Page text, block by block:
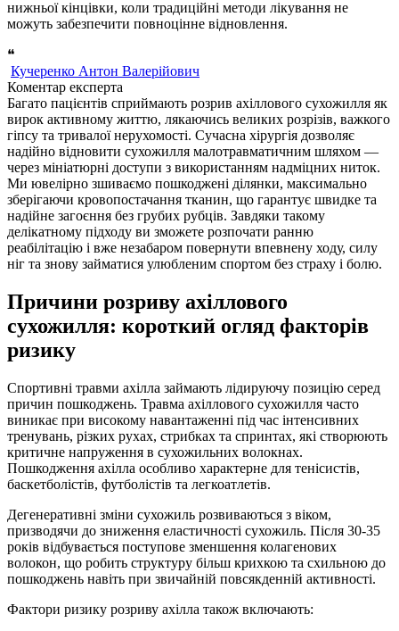
нижньої кінцівки, коли традиційні методи лікування не
можуть забезпечити повноцінне відновлення.
❝
Кучеренко Антон Валерійович
Коментар експерта
Багато пацієнтів сприймають розрив ахіллового сухожилля як
вирок активному життю, лякаючись великих розрізів, важкого
гіпсу та тривалої нерухомості. Сучасна хірургія дозволяє
надійно відновити сухожилля малотравматичним шляхом —
через мініатюрні доступи з використанням надміцних ниток.
Ми ювелірно зшиваємо пошкоджені ділянки, максимально
зберігаючи кровопостачання тканин, що гарантує швидке та
надійне загоєння без грубих рубців. Завдяки такому
делікатному підходу ви зможете розпочати ранню
реабілітацію і вже незабаром повернути впевнену ходу, силу
ніг та знову займатися улюбленим спортом без страху і болю.
Причини розриву ахіллового
сухожилля: короткий огляд факторів
ризику
Спортивні травми ахілла займають лідируючу позицію серед
причин пошкоджень. Травма ахіллового сухожилля часто
виникає при високому навантаженні під час інтенсивних
тренувань, різких рухах, стрибках та спринтах, які створюють
критичне напруження в сухожильних волокнах.
Пошкодження ахілла особливо характерне для тенісистів,
баскетболістів, футболістів та легкоатлетів.
Дегенеративні зміни сухожиль розвиваються з віком,
призводячи до зниження еластичності сухожиль. Після 30-35
років відбувається поступове зменшення колагенових
волокон, що робить структуру більш крихкою та схильною до
пошкоджень навіть при звичайній повсякденній активності.
Фактори ризику розриву ахілла також включають: